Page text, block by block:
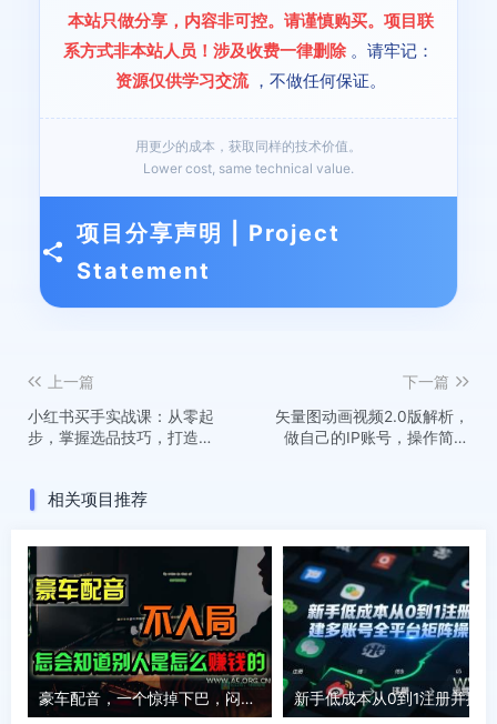
本站只做分享，内容非可控。请谨慎购买。项目联
系方式非本站人员！涉及收费一律删除 。请牢记：
资源仅供学习交流 ，不做任何保证。
用更少的成本，获取同样的技术价值。
Lower cost, same technical value.
项目分享声明 | Project
Statement
上一篇
小红书买手实战课：从零起
步，掌握选品技巧，打造职
下一篇
矢量图动画视频2.0版解析，
做自己的IP账号，操作简单
相关项目推荐
豪车配音，一个惊掉下巴，闷声发财的小生意，日赚15万!!!